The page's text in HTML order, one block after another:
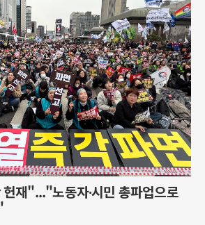
재"..."노동자∙시민 총파업으로